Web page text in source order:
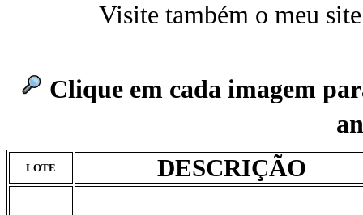
Visite também o meu
Clique em cada imagem
LOTE DESCRIÇÃO